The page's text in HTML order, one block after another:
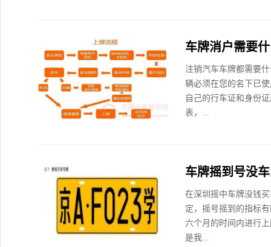
车牌消户需要
注销汽车车牌都需要
辆必须在您的名下已
自己的行车证和身份
表，...
车牌摇到号没
在深圳摇中车牌没钱
定，摇号摇到的指标
六个月的时间内进行
是我...